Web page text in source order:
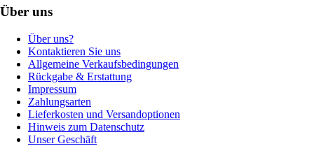
Über uns
Über uns?
Kontaktieren Sie uns
Allgemeine Verkaufsbedingungen
Rückgabe & Erstattung
Impressum
Zahlungsarten
Lieferkosten und Versandoptionen
Hinweis zum Datenschutz
Unser Geschäft